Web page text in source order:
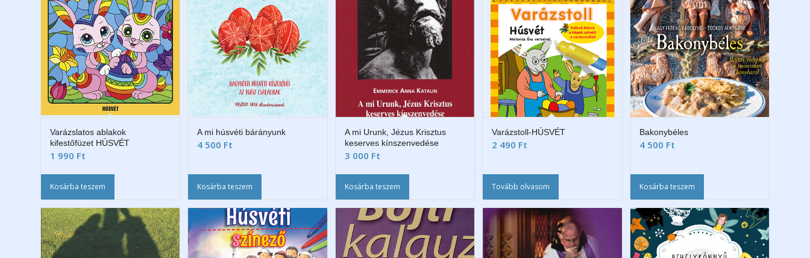
Varázslatos ablakok
kifestőfüzet HÚSVÉT
1 990 Ft
Kosárba teszem
A mi húsvéti bárányunk
4 500 Ft
Kosárba teszem
A mi Urunk, Jézus Krisztus
keserves kínszenvedése
3 000 Ft
Kosárba teszem
Varázstoll-HÚSVÉT
2 490 Ft
Tovább olvasom
Bakonybéles
4 500 Ft
Kosárba teszem